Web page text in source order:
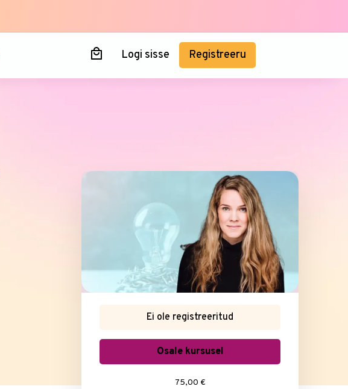
Logi sisse Registreeru
Ei ole registreeritud
Osale kursusel
75,00 €